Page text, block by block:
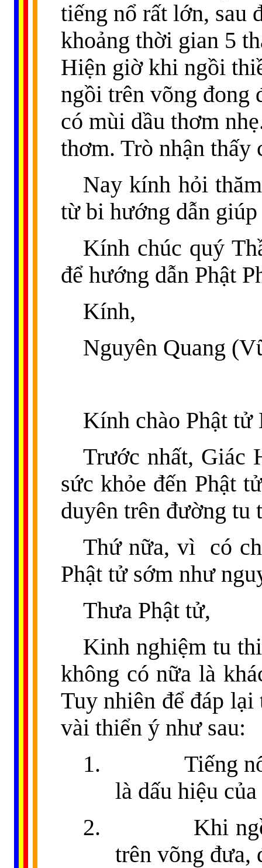
tiếng nổ rất lớn, sau
khoảng thời gian 5
Hiện giờ khi ngồi
ngồi trên võng đong
có mùi dầu thơm
thơm. Trò nhận thấy
Nay kính hỏi
từ bi hướng dẫn
Kính chúc quý
để hướng dẫn Phật
Kính,
Nguyên Quang
Kính chào Phật tử
Trước nhất, Giác
sức khỏe đến Phật
duyên trên đường tu
Thứ nữa, vì có
Phật tử sớm như
Thưa Phật tử,
Kinh nghiệm tu
không có nữa là
Tuy nhiên để đáp
vài thiển ý như sau:
1.
Tiếng
là dấu hiệu
2.
Khi
trên võng đưa,